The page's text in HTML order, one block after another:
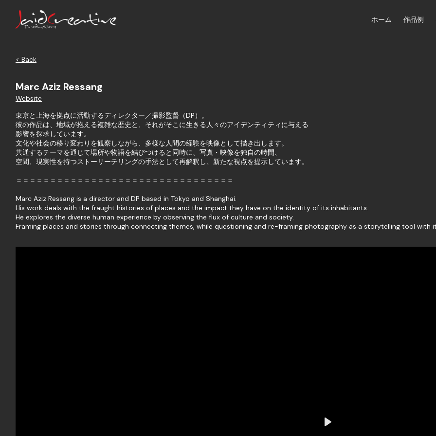
ホーム 作品例
< Back
Marc Aziz Ressang
Website
東京と上海を拠点に活動するディレクター／撮影監督（DP）。
彼の作品は、地域が抱える複雑な歴史と、それがそこに生きる人々のアイデンティティに与える
影響を探求しています。
文化や社会の移り変わりを観察しながら、多様な人間の経験を映像として描き出します。
共通するテーマを通じて場所や物語を結びつけると同時に、写真・映像を独自の時間、
空間、現実性を持つストーリーテリングの手法として再解釈し、新たな視点を提示しています。
＝＝＝＝＝＝＝＝＝＝＝＝＝＝＝＝＝＝＝＝＝＝＝＝＝＝＝＝＝＝＝＝
Marc Aziz Ressang is a director and DP based in Tokyo and Shanghai.
His work deals with the fraught histories of places and the impact they have on the identity of its inhabitants.
He explores the diverse human experience by observing the flux of culture and society.
Framing places and stories through connecting themes, while questioning and re-framing photography as a storytelling tool with